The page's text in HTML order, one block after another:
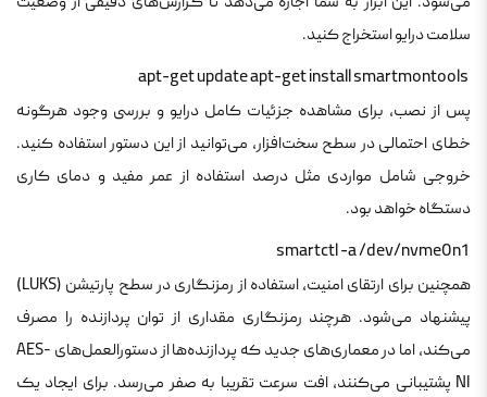
سلامت درایو استخراج کنید.
پس از نصب، برای مشاهده جزئیات کامل درایو و بررسی وجود هرگونه
خطای احتمالی در سطح سخت‌افزار، می‌توانید از این دستور استفاده کنید.
خروجی شامل مواردی مثل درصد استفاده از عمر مفید و دمای کاری
دستگاه خواهد بود.
همچنین برای ارتقای امنیت، استفاده از رمزنگاری در سطح پارتیشن (LUKS)
پیشنهاد می‌شود. هرچند رمزنگاری مقداری از توان پردازنده را مصرف
می‌کند، اما در معماری‌های جدید که پردازنده‌ها از دستورالعمل‌های AES-
NI پشتیبانی می‌کنند، افت سرعت تقریبا به صفر می‌رسد. برای ایجاد یک